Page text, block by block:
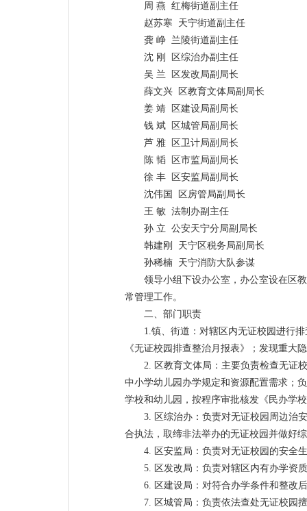
周 燕 红梅街道副主任
赵苏寒 天宁街道副主任
龚 峥 兰陵街道副主任
沈 刚 区综治办副主任
吴 兰 区发改局副局长
薛文兴 区教育文体局副局长
姜 靖 区建设局副局长
钱 斌 区城管局副局长
芦 雅 区卫计局副局长
陈 韬 区市监局副局长
徐 丰 区安监局副局长
沈伟国 区房管局副局长
王 敏 法制办副主任
孙 立 公安天宁分局副局长
韩建刚 天宁区税务局副局长
孙稀楠 天宁消防大队参谋
领导小组下设办公室，办公室设在区
常管理工作。
二、部门职责
1.镇、街道：对辖区内无证校园进行
《无证校园排查整治月报表》；发现重大
2. 区教育文体局：主要负责检查无证
中小学幼儿园办学规定和资源配置需求；
学校和幼儿园，按程序审批核发《民办学
3. 区综治办：负责对无证校园周边治
合执法，取缔非法举办的无证校园并做好
4. 区安监局：负责对无证校园的安全
5. 区发改局：负责对辖区内有办学资
6. 区建设局：对符合办学条件和整改
7. 区城管局：负责依法查处无证校园